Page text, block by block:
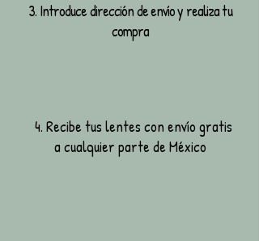
3. Introduce dirección de envío y realiza tu
compra
4. Recibe tus lentes con envío gratis
a cualquier parte de México